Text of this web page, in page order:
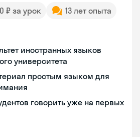
₽ за урок
13 лет опыта
иностранных языков
университета
простым языком для
говорить уже на первых